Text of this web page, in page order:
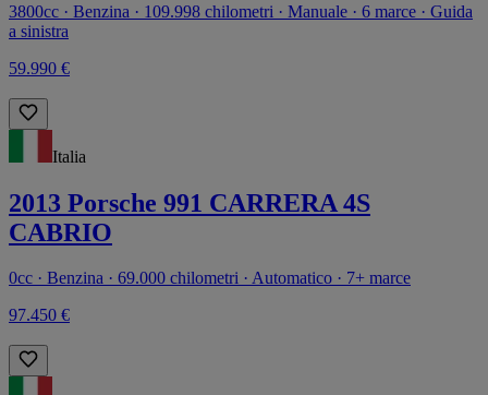
3800cc · Benzina · 109.998 chilometri · Manuale · 6 marce · Guida
a sinistra
59.990 €
Italia
2013 Porsche 991 CARRERA 4S
CABRIO
0cc · Benzina · 69.000 chilometri · Automatico · 7+ marce
97.450 €